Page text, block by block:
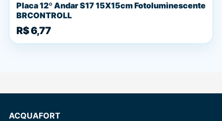
Placa 12º Andar S17 15X15cm Fotoluminescente
BRCONTROLL
R$ 6,77
ACQUAFORT